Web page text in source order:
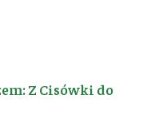
Z Cisówki do